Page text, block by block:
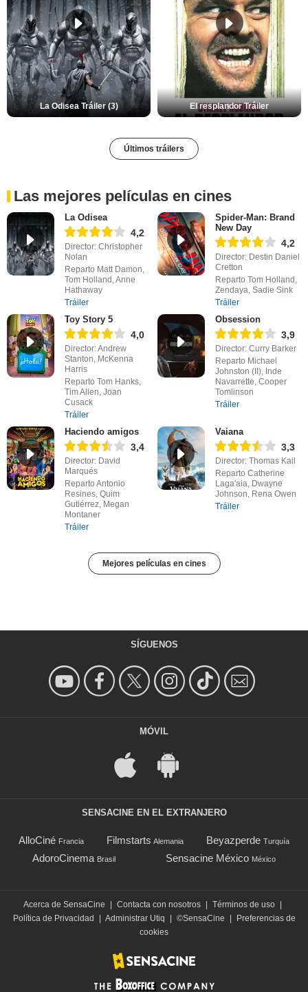
La Odisea Tráiler (3) El resplandor Tráiler
Últimos tráilers
Las mejores películas en cines
La Odisea
4,2
Director: Christopher
Nolan
Reparto Matt Damon,
Tom Holland, Anne
Hathaway
Tráiler
Spider-Man: Brand
New Day
4,2
Director: Destin Daniel
Cretton
Reparto Tom Holland,
Zendaya, Sadie Sink
Tráiler
Toy Story 5
4,0
Director: Andrew
Stanton, McKenna
Harris
Reparto Tom Hanks,
Tim Allen, Joan
Cusack
Tráiler
Obsession
3,9
Director: Curry Barker
Reparto Michael
Johnston (II), Inde
Navarrette, Cooper
Tomlinson
Tráiler
Haciendo amigos
3,4
Director: David
Marqués
Reparto Antonio
Resines, Quim
Gutiérrez, Megan
Montaner
Tráiler
Vaiana
3,3
Director: Thomas Kail
Reparto Catherine
Laga'aia, Dwayne
Johnson, Rena Owen
Tráiler
Mejores películas en cines
SÍGUENOS
MÓVIL
SENSACINE EN EL EXTRANJERO
AlloCiné Francia Filmstarts Alemania Beyazperde Turquía
AdoroCinema Brasil Sensacine México México
Acerca de SensaCine Contacta con nosotros Términos de uso
Política de Privacidad
Administrar Utiq ©SensaCine
Preferencias de
cookies